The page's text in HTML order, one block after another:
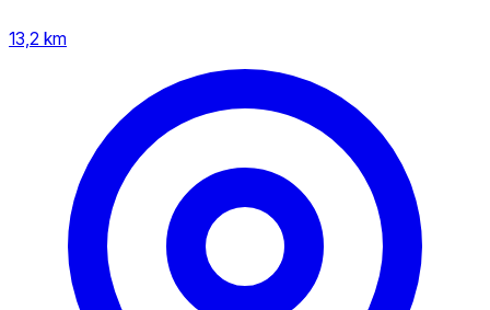
13,2 km